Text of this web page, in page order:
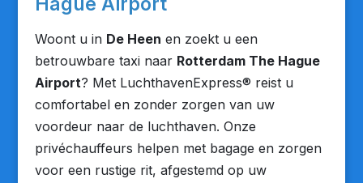
Woont u in De Heen en zoekt u een
betrouwbare taxi naar Rotterdam The Hague
Airport? Met LuchthavenExpress® reist u
comfortabel en zonder zorgen van uw
voordeur naar de luchthaven. Onze
privéchauffeurs helpen met bagage en zorgen
voor een rustige rit, afgestemd op uw